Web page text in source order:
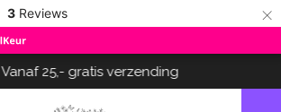
3 Reviews ×
Vanaf 25,- gratis verzending